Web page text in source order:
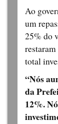
Ao
um
25% do
total
“Nós
da
12%.